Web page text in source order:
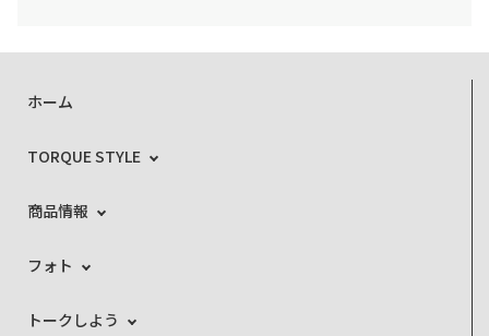
ホーム
TORQUE STYLE
商品情報
フォト
トークしよう